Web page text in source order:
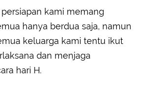
kami memang
hanya berdua saja, namun
keluarga kami tentu ikut
dan menjaga
hari H.